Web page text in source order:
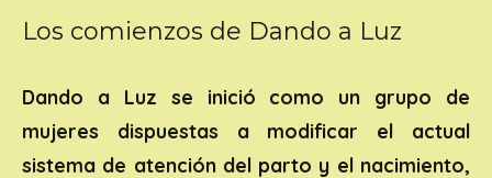
Los comienzos de Dando a Luz
Dando a Luz se inició como un grupo de
mujeres dispuestas a modificar el actual
sistema de atención del parto y el nacimiento,